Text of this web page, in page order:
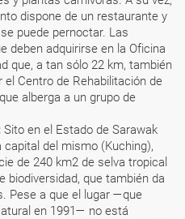
dispone de un restaurante y
puede pernoctar. Las
deben adquirirse en la Oficina
que, a tan sólo 22 km, también
Centro de Rehabilitación de
alberga a un grupo de
Sito en el Estado de Sarawak
capital del mismo (Kuching),
de 240 km2 de selva tropical
biodiversidad, que también da
Pese a que el lugar —que
en 1991— no está